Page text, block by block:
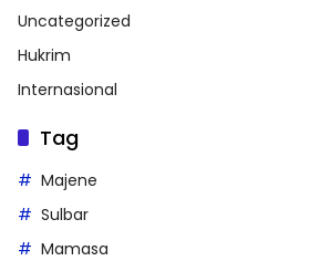
Uncategorized
Hukrim
Internasional
Tag
Majene
Sulbar
Mamasa